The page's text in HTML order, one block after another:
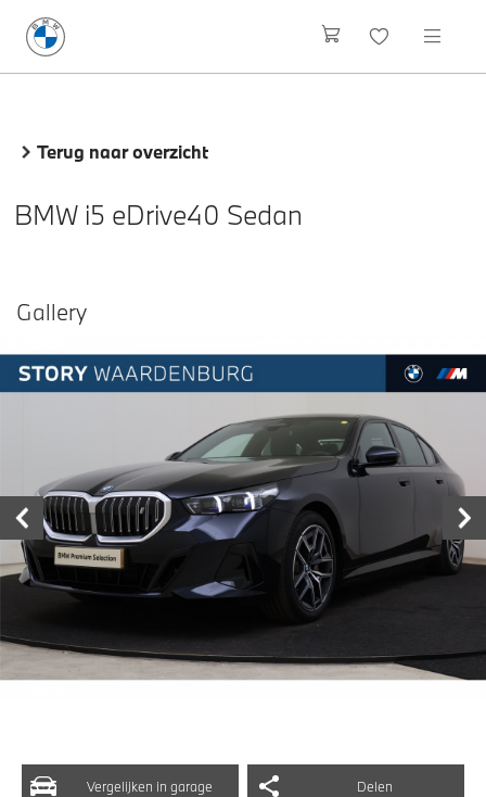
Terug naar overzicht
BMW i5 eDrive40 Sedan
Vergelijken in garage Delen
Gallery